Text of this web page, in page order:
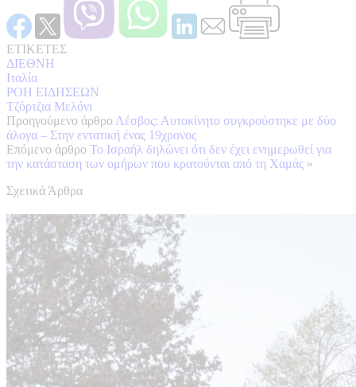
ΕΤΙΚΕΤΕΣ
ΔΙΕΘΝΗ
Ιταλία
ΡΟΗ ΕΙΔΗΣΕΩΝ
Τζόρτζια Μελόνι
Προηγούμενο άρθρο Λέσβος: Αυτοκίνητο συγκρούστηκε με δύο
άλογα – Στην εντατική ένας 19χρονος
Επόμενο άρθρο Το Ισραήλ δηλώνει ότι δεν έχει ενημερωθεί για
την κατάσταση των ομήρων που κρατούνται από τη Χαμάς »
Σχετικά Άρθρα